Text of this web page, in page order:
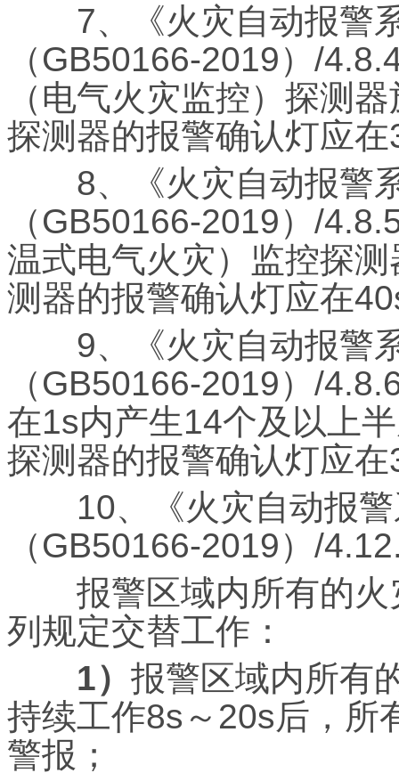
7、《火灾自动报警
（GB50166-2019）/
（电气火灾监控）探测
探测器的报警确认灯应
8、《火灾自动报警
（GB50166-2019）/
温式电气火灾）监控探
测器的报警确认灯应在
9、《火灾自动报警
（GB50166-2019）/
在1s内产生14个及以上
探测器的报警确认灯应
10、《火灾自动报警
（GB50166-2019）/
报警区域内所有的火
列规定交替工作：
1） 报警区域内所有
持续工作8s～20s后，所
警报；